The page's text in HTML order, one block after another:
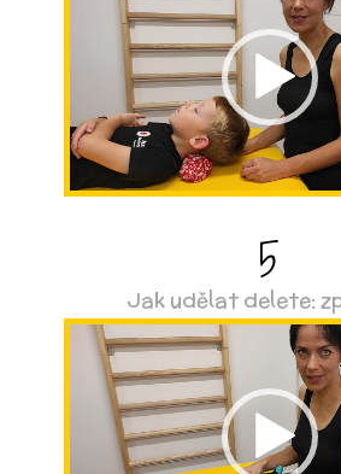
přehrávač
5
Jak udělat delete:
Video
přehrávač